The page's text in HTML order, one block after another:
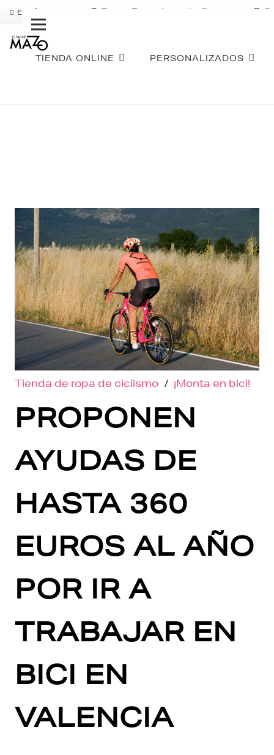
ENVÍO GRATIS Pago Fraccionado Sequra
TIENDA ONLINE PERSONALIZADOS
Tienda de ropa de ciclismo / ¡Monta en bici!
PROPONEN
AYUDAS DE
HASTA 360
EUROS AL AÑO
POR IR A
TRABAJAR EN
BICI EN
VALENCIA